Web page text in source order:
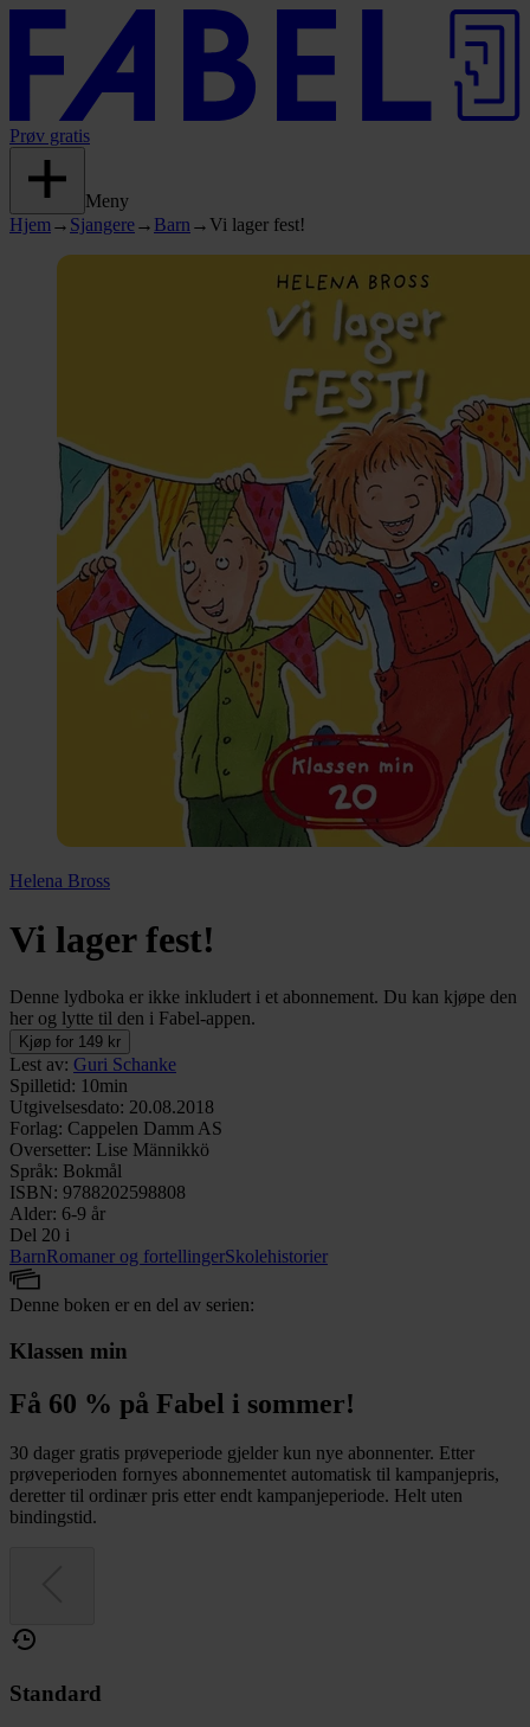
Prøv gratis
Meny
Hjem → Sjangere→ Barn →Vi lager fest!
Helena Bross
Vi lager fest!
Denne lydboka er ikke inkludert i et abonnement. Du kan kjøpe den
her og lytte til den i Fabel-appen.
Kjøp for 149 kr
Lest av: Guri Schanke
Spilletid: 10min
Utgivelsesdato: 20.08.2018
Forlag: Cappelen Damm AS
Oversetter: Lise Männikkö
Språk: Bokmål
ISBN: 9788202598808
Alder: 6-9 år
Del 20 i
BarnRomaner og fortellingerSkolehistorier
Denne boken er en del av serien:
Klassen min
Få 60 % på Fabel i sommer!
30 dager gratis prøveperiode gjelder kun nye abonnenter. Etter
prøveperioden fornyes abonnementet automatisk til kampanjepris,
deretter til ordinær pris etter endt kampanjeperiode. Helt uten
bindingstid.
Standard